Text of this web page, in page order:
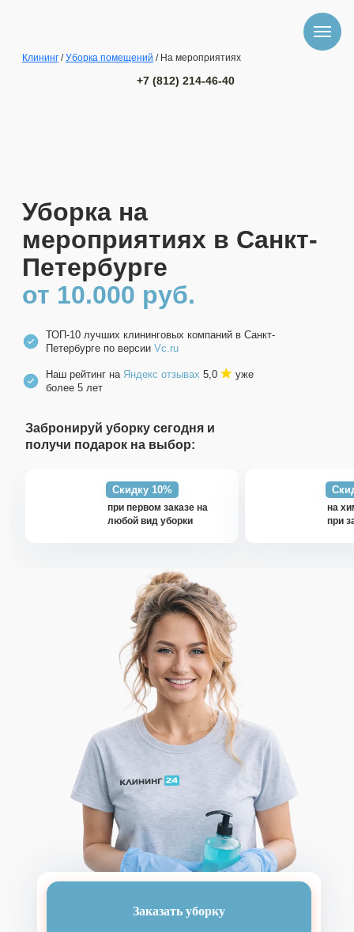
Клининг /Уборка помещений / На мероприятиях
+7 (812) 214-46-40
Уборка на
мероприятиях в Санкт-
Петербурге
от 10.000 руб.
ТОП-10 лучших клининговых компаний в Санкт-
Петербурге по версии Vc.ru
Наш рейтинг на Яндекс отзывах 5,0
уже
более 5 лет
Забронируй уборку сегодня и
получи подарок на выбор:
Скидку 10%
при первом заказе на
любой вид уборки
на
при
Заказать уборку